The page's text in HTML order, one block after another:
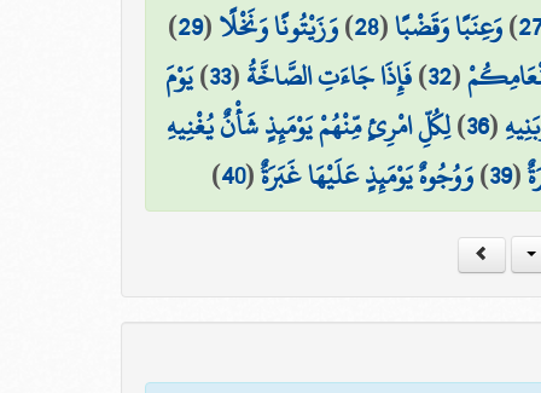
)وَعِنَبًا وَقَضْبًا(
28
)وَزَيْتُونًا وَنَخْلًا(
29
)
(
32
)فَإِذَا جَاءَتِ الصَّاخَّةُ(
33
)يَوْمَ
(
36
)لِكُلِّ امْرِئٍ مِّنْهُمْ يَوْمَئِذٍ شَأْنٌ يُغْنِيهِ
(
39
)وَوُجُوهٌ يَوْمَئِذٍ عَلَيْهَا غَبَرَةٌ(
40
)